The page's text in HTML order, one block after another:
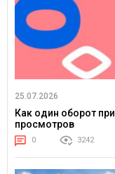
25.07.2026
Как один оборот
просмотров
0 3242